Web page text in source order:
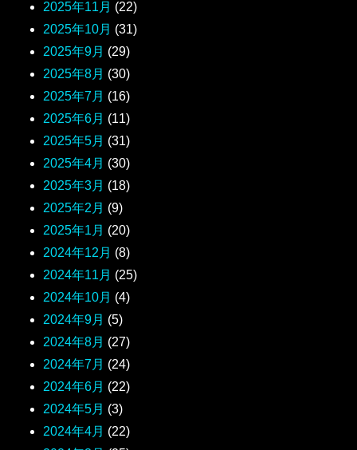
2025年11月 (22)
2025年10月 (31)
2025年9月 (29)
2025年8月 (30)
2025年7月 (16)
2025年6月 (11)
2025年5月 (31)
2025年4月 (30)
2025年3月 (18)
2025年2月 (9)
2025年1月 (20)
2024年12月 (8)
2024年11月 (25)
2024年10月 (4)
2024年9月 (5)
2024年8月 (27)
2024年7月 (24)
2024年6月 (22)
2024年5月 (3)
2024年4月 (22)